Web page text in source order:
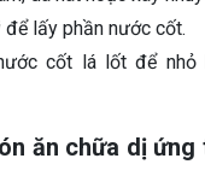
để lấy phần nước cốt.
cốt lá lốt để nhỏ
ăn chữa dị